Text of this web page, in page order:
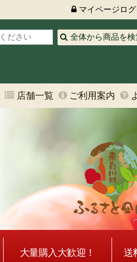
マイページ ロ
全体から商品を検
店舗一覧 ご利用案内
大量購入大歓迎！ 送